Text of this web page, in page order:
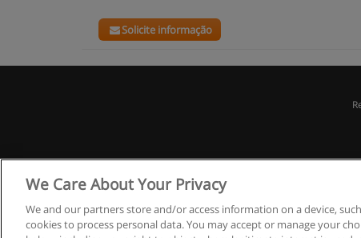
Solicite informação
We Care About Your Privacy
We and our partners store and/or access information on a device,
cookies to process personal data. You may accept or manage your